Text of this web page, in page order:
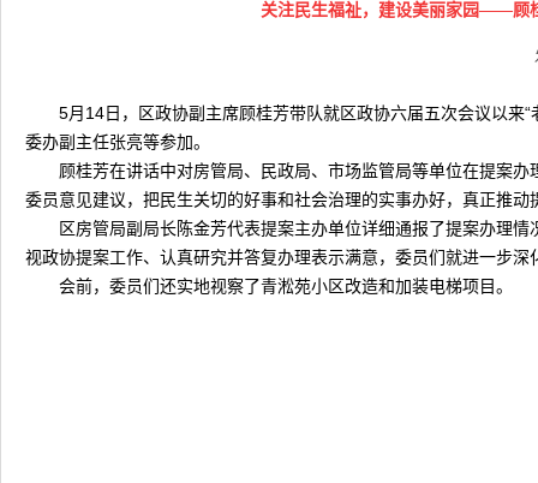
关注民生福祉，建设美丽家园——顾
5月14日，区政协副主席顾桂芳带队就区政协六届五次会议以来
委办副主任张亮等参加。
顾桂芳在讲话中对房管局、民政局、市场监管局等单位在提案
委员意见建议，把民生关切的好事和社会治理的实事办好，真正推动
区房管局副局长陈金芳代表提案主办单位详细通报了提案办理
视政协提案工作、认真研究并答复办理表示满意，委员们就进一步
会前，委员们还实地视察了青淞苑小区改造和加装电梯项目。